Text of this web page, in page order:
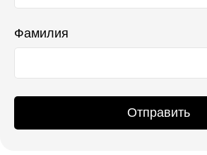
Фамилия
Отправить